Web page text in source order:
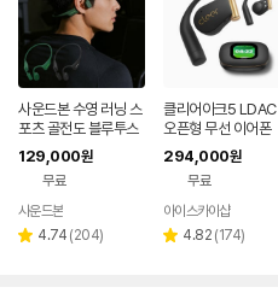
사운드본 수영 러닝 스
포츠 골전도 블루투스
오픈형 무선 이어폰 R
S01 런소닉
129,000원
무료
사운드본
별 4.74 리
(204)
클리어아크5 LDAC
오픈형 무선 이어폰
294,000원
무료
페이
아이스카이샵
별 4.82 리
(174)